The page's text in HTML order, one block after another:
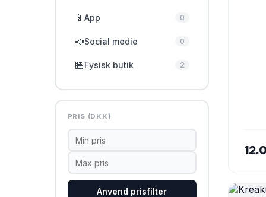
📱 App 0
📣Social medie 0
🏪Fysisk butik 2
PRIS (DKK)
Anvend prisfilter